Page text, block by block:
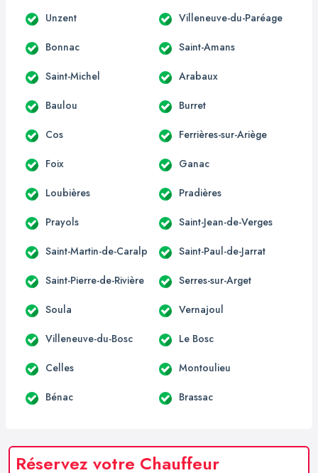
Unzent Villeneuve-du-Paréage
Bonnac Saint-Amans
Saint-Michel Arabaux
Baulou Burret
Cos Ferrières-sur-Ariège
Foix Ganac
Loubières Pradières
Prayols Saint-Jean-de-Verges
Saint-Martin-de-Caralp Saint-Paul-de-Jarrat
Saint-Pierre-de-Rivière Serres-sur-Arget
Soula Vernajoul
Villeneuve-du-Bosc Le Bosc
Celles Montoulieu
Bénac Brassac
Réservez votre Chauffeur